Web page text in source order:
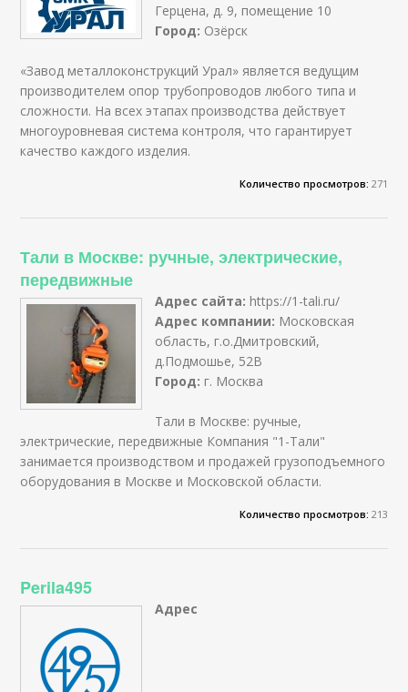
Герцена, д. 9, помещение 10
Город: Озёрск
«Завод металлоконструкций Урал» является ведущим
производителем опор трубопроводов любого типа и
сложности. На всех этапах производства действует
многоуровневая система контроля, что гарантирует
качество каждого изделия.
Количество просмотров: 271
Тали в Москве: ручные, электрические,
передвижные
Адрес сайта: https://1-tali.ru/
Адрес компании: Московская
область, г.о.Дмитровский,
д.Подмошье, 52В
Город: г. Москва
Тали в Москве: ручные,
электрические, передвижные Компания "1-Тали"
занимается производством и продажей грузоподъемного
оборудования в Москве и Московской области.
Количество просмотров: 213
Perila495
Адрес